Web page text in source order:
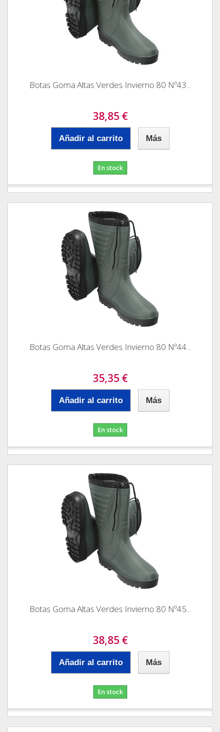
Botas Goma Altas Verdes Invierno 80 Nº43...
38,85 €
Añadir al carrito Más
En stock
Botas Goma Altas Verdes Invierno 80 Nº44...
35,35 €
Añadir al carrito Más
En stock
Botas Goma Altas Verdes Invierno 80 Nº45...
38,85 €
Añadir al carrito Más
En stock